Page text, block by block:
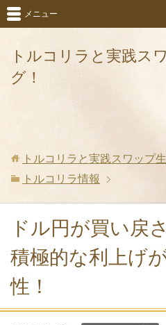
トルコリラと実践ス
グ！
メニュー
トルコリラと実践スワップ
トルコリラ情報
ドル円が買い戻
積極的な利上げ
性！